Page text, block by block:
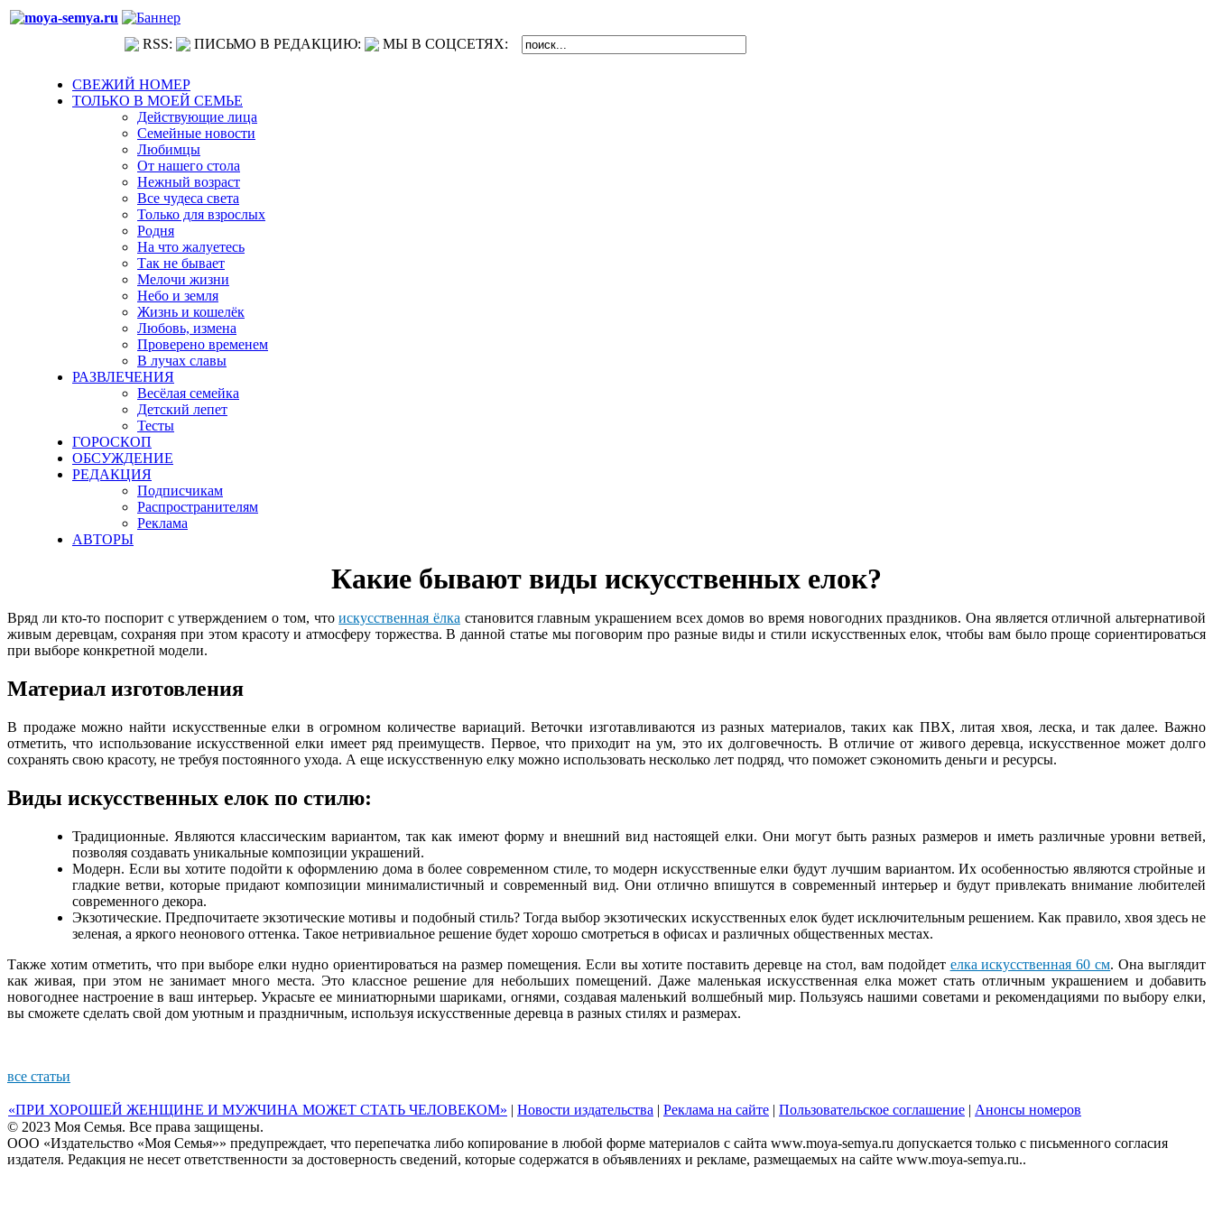
RSS: ПИСЬМО В РЕДАКЦИЮ: МЫ В СОЦСЕТЯХ:
СВЕЖИЙ НОМЕР
ТОЛЬКО В МОЕЙ СЕМЬЕ
Действующие лица
Семейные новости
Любимцы
От нашего стола
Нежный возраст
Все чудеса света
Только для взрослых
Родня
На что жалуетесь
Так не бывает
Мелочи жизни
Небо и земля
Жизнь и кошелёк
Любовь, измена
Проверено временем
В лучах славы
РАЗВЛЕЧЕНИЯ
Весёлая семейка
Детский лепет
Тесты
ГОРОСКОП
ОБСУЖДЕНИЕ
РЕДАКЦИЯ
Подписчикам
Распространителям
Реклама
АВТОРЫ
Какие бывают виды искусственных елок?
Вряд ли кто-то поспорит с утверждением о том, чтоискусственная ёлка становится главным украшением всех домов во время новогодних праздников. Она является отличной альтернативой
живым деревцам, сохраняя при этом красоту и атмосферу торжества. В данной статье мы поговорим про разные виды и стили искусственных елок, чтобы вам было проще сориентироваться
при выборе конкретной модели.
Материал изготовления
В продаже можно найти искусственные елки в огромном количестве вариаций. Веточки изготавливаются из разных материалов, таких как ПВХ, литая хвоя, леска, и так далее. Важно
отметить, что использование искусственной елки имеет ряд преимуществ. Первое, что приходит на ум, это их долговечность. В отличие от живого деревца, искусственное может долго
сохранять свою красоту, не требуя постоянного ухода. А еще искусственную елку можно использовать несколько лет подряд, что поможет сэкономить деньги и ресурсы.
Виды искусственных елок по стилю:
Традиционные. Являются классическим вариантом, так как имеют форму и внешний вид настоящей елки. Они могут быть разных размеров и иметь различные уровни ветвей,
позволяя создавать уникальные композиции украшений.
Модерн. Если вы хотите подойти к оформлению дома в более современном стиле, то модерн искусственные елки будут лучшим вариантом. Их особенностью являются стройные и
гладкие ветви, которые придают композиции минималистичный и современный вид. Они отлично впишутся в современный интерьер и будут привлекать внимание любителей
современного декора.
Экзотические. Предпочитаете экзотические мотивы и подобный стиль? Тогда выбор экзотических искусственных елок будет исключительным решением. Как правило, хвоя здесь не
зеленая, а яркого неонового оттенка. Такое нетривиальное решение будет хорошо смотреться в офисах и различных общественных местах.
Также хотим отметить, что при выборе елки нудно ориентироваться на размер помещения. Если вы хотите поставить деревце на стол, вам подойдет елка искусственная 60 см. Она выглядит
как живая, при этом не занимает много места. Это классное решение для небольших помещений. Даже маленькая искусственная елка может стать отличным украшением и добавить
новогоднее настроение в ваш интерьер. Украсьте ее миниатюрными шариками, огнями, создавая маленький волшебный мир. Пользуясь нашими советами и рекомендациями по выбору елки,
вы сможете сделать свой дом уютным и праздничным, используя искусственные деревца в разных стилях и размерах.
все статьи
«ПРИ ХОРОШЕЙ ЖЕНЩИНЕ И МУЖЧИНА МОЖЕТ СТАТЬ ЧЕЛОВЕКОМ» | Новости издательства | Реклама на сайте | Пользовательское соглашение | Анонсы номеров
© 2023 Моя Семья. Все права защищены.
ООО «Издательство «Моя Семья»» предупреждает, что перепечатка либо копирование в любой форме материалов с сайта www.moya-semya.ru допускается только с письменного согласия
издателя. Редакция не несет ответственности за достоверность сведений, которые содержатся в объявлениях и рекламе, размещаемых на сайте www.moya-semya.ru..